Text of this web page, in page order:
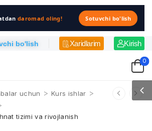
daromad oling! Sotuvchi bo'lish
bo'lish Xaridlarim Kirish
0
uchun > Kurs ishlar >
tizimi va rivojlanish